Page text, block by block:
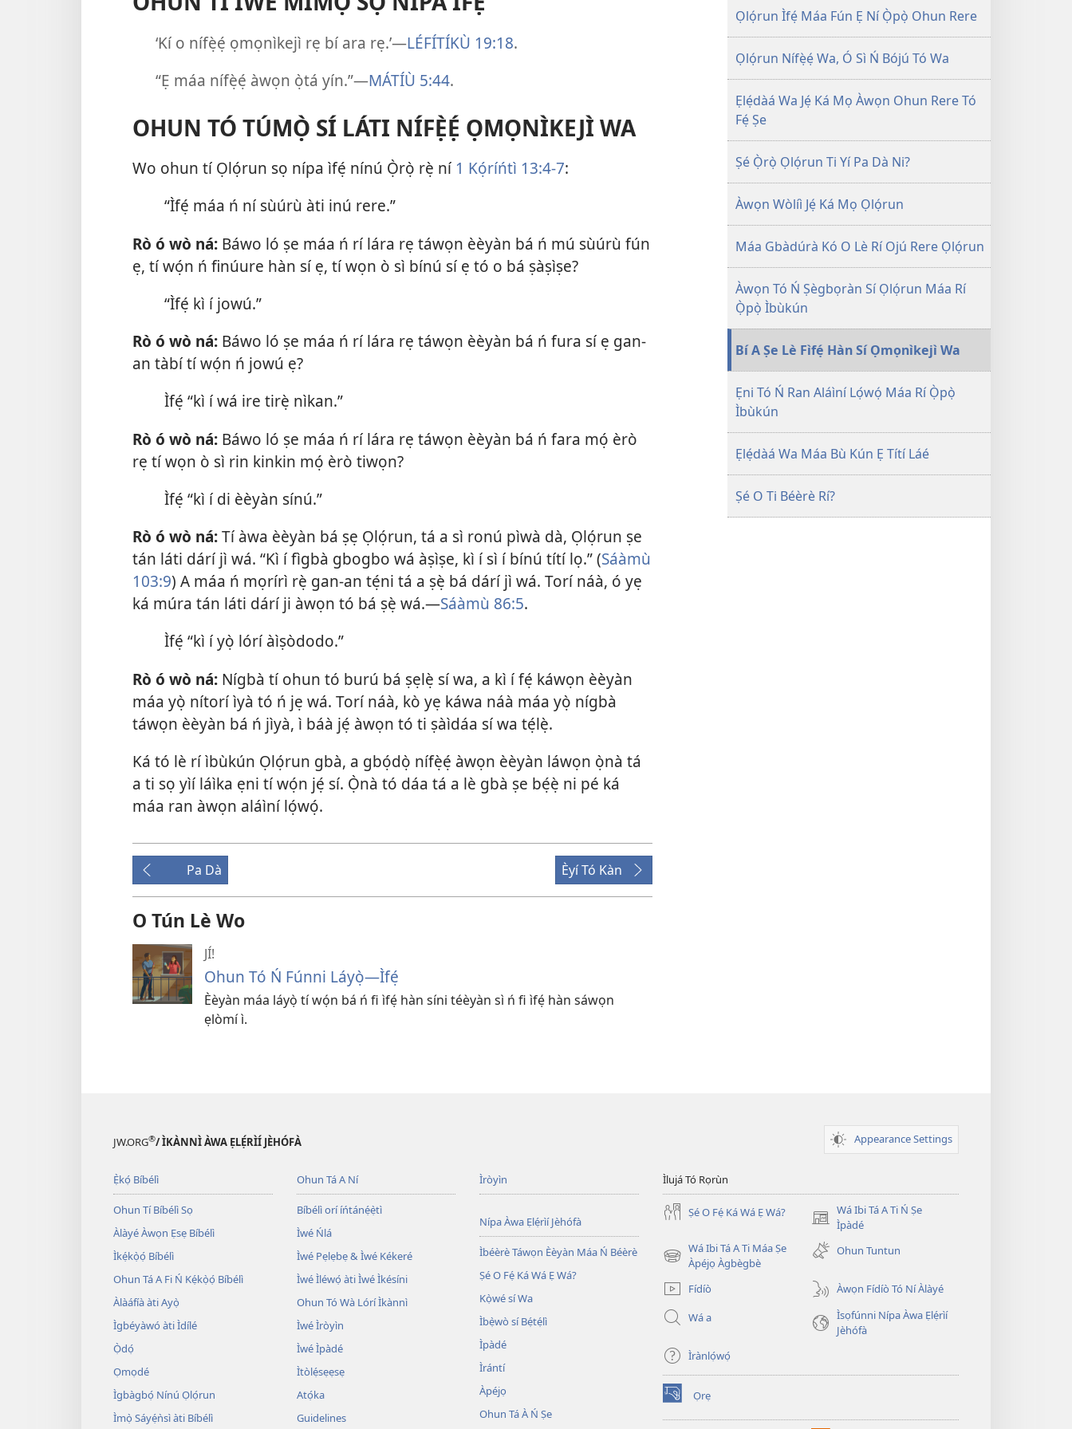
‘Kí o nífẹ̀ẹ́ ọmọnìkejì rẹ bí ara rẹ.’​—LÉFÍTÍKÙ 19:18.
“Ẹ máa nífẹ̀ẹ́ àwọn ọ̀tá yín.”​—MÁTÍÙ 5:44.
OHUN TÓ TÚMỌ̀ SÍ LÁTI NÍFẸ̀Ẹ́ ỌMỌNÌKEJÌ WA
Wo ohun tí Ọlọ́run sọ nípa ìfẹ́ nínú Ọ̀rọ̀ rẹ̀ ní 1 Kọ́ríńtì 13:​4-7:
“Ìfẹ́ máa ń ní sùúrù àti inú rere.”
Rò ó wò ná: Báwo ló ṣe máa ń rí lára rẹ táwọn èèyàn bá ń mú sùúrù fún
ẹ, tí wọ́n ń finúure hàn sí ẹ, tí wọn ò sì bínú sí ẹ tó o bá ṣàṣìṣe?
“Ìfẹ́ kì í jowú.”
Rò ó wò ná: Báwo ló ṣe máa ń rí lára rẹ táwọn èèyàn bá ń fura sí ẹ gan-
an tàbí tí wọ́n ń jowú ẹ?
Ìfẹ́ “kì í wá ire tirẹ̀ nìkan.”
Rò ó wò ná: Báwo ló ṣe máa ń rí lára rẹ táwọn èèyàn bá ń fara mọ́ èrò
rẹ tí wọn ò sì rin kinkin mọ́ èrò tiwọn?
Ìfẹ́ “kì í di èèyàn sínú.”
Rò ó wò ná:Tí àwa èèyàn bá ṣẹ Ọlọ́run, tá a sì ronú pìwà dà, Ọlọ́run ṣe
tán láti dárí jì wá. “Kì í fìgbà gbogbo wá àṣìṣe, kì í sì í bínú títí lọ.” (Sáàmù
103:9) A máa ń mọrírì rẹ̀ gan-an tẹ́ni tá a ṣẹ̀ bá dárí jì wá. Torí náà, ó yẹ
ká múra tán láti dárí ji àwọn tó bá ṣẹ̀ wá.​—Sáàmù 86:5.
Ìfẹ́ “kì í yọ̀ lórí àìṣòdodo.”
Rò ó wò ná: Nígbà tí ohun tó burú bá ṣẹlẹ̀ sí wa, a kì í fẹ́ káwọn èèyàn
máa yọ̀ nítorí ìyà tó ń jẹ wá. Torí náà, kò yẹ káwa náà máa yọ̀ nígbà
táwọn èèyàn bá ń jìyà, ì báà jẹ́ àwọn tó ti ṣàìdáa sí wa tẹ́lẹ̀.
Ká tó lè rí ìbùkún Ọlọ́run gbà, a gbọ́dọ̀ nífẹ̀ẹ́ àwọn èèyàn láwọn ọ̀nà tá
a ti sọ yìí láìka ẹni tí wọ́n jẹ́ sí. Ọ̀nà tó dáa tá a lè gbà ṣe bẹ́ẹ̀ ni pé ká
máa ran àwọn aláìní lọ́wọ́.
Pa Dà Èyí Tó Kàn
O Tún Lè Wo
JÍ!
Ohun Tó Ń Fúnni Láyọ̀​—Ìfẹ́
Èèyàn máa láyọ̀ tí wọ́n bá ń fi ìfẹ́ hàn síni téèyàn sì ń fi ìfẹ́ hàn sáwọn
ẹlòmí ì.
jáde
ILÉ
Ọlọ́run
Ìfẹ́
Máa
Kún
Ẹ
Títí
Láé
Jáde
ILÉ
Ọlọ́run
Ìfẹ́
Máa
Kún
Ẹ
Títí
Láé
Kàn
Ọlọ́run Ìfẹ́ Máa Fún Ẹ Ní Ọ̀pọ̀ Ohun Rere
Ọlọ́run Nífẹ̀ẹ́ Wa, Ó Sì Ń Bójú Tó Wa
Ẹlẹ́dàá Wa Jẹ́ Ká Mọ Àwọn Ohun Rere Tó
Fẹ́ Ṣe
Ṣé Ọ̀rọ̀ Ọlọ́run Ti Yí Pa Dà Ni?
Àwọn Wòlíì Jẹ́ Ká Mọ Ọlọ́run
Máa Gbàdúrà Kó O Lè Rí Ojú Rere Ọlọ́run
Àwọn Tó Ń Ṣègbọràn Sí Ọlọ́run Máa Rí
Ọ̀pọ̀ Ìbùkún
Bí A Ṣe Lè Fìfẹ́ Hàn Sí Ọmọnìkejì Wa
Ẹni Tó Ń Ran Aláìní Lọ́wọ́ Máa Rí Ọ̀pọ̀
Ìbùkún
Ẹlẹ́dàá Wa Máa Bù Kún Ẹ Títí Láé
Ṣé O Ti Béèrè Rí?
JW.ORG®/ ÌKÀNNÌ ÀWA ẸLẸ́RÌÍ JÈHÓFÀ Appearance Settings
Ẹ̀kọ́ Bíbélì
Ohun Tí Bíbélì Sọ
Àlàyé Àwọn Ẹsẹ Bíbélì
Ìkẹ́kọ̀ọ́ Bíbélì
Ohun Tá A Fi Ń Kẹ́kọ̀ọ́ Bíbélì
Àlàáfíà àti Ayọ̀
Ìgbéyàwó àti Ìdílé
Ọ̀dọ́
Ọmọdé
Ìgbàgbọ́ Nínú Ọlọ́run
Ìmọ̀ Sáyẹ́ǹsì àti Bíbélì
Ohun Tá A Ní
Bíbélì orí íńtánẹ́ẹ̀tì
Ìwé Ńlá
Ìwé Pẹlẹbẹ & Ìwé Kékeré
Ìwé Ìléwọ́ àti Ìwé Ìkésíni
Ohun Tó Wà Lórí Ìkànnì
Ìwé Ìròyìn
Ìwé Ìpàdé
Ìtòlẹ́sẹẹsẹ
Atọ́ka
Guidelines
Ìròyìn
Nípa Àwa Ẹlẹ́rìí Jèhófà
Ìbéèrè Táwọn Èèyàn Máa Ń Béèrè
Ṣé O Fẹ́ Ká Wá Ẹ Wá?
Kọ̀wé sí Wa
Ìbẹ̀wò sí Bẹ́tẹ́lì
Ìpàdé
Ìrántí
Àpéjọ
Ohun Tá À Ń Ṣe
Ìlujá Tó Rọrùn
Ṣé O Fẹ́ Ká Wá Ẹ Wá?
Wá Ibi Tá A Ti Ń Ṣe
Ìpàdé
(opens
new
window)
Wá Ibi Tá A Ti Máa Ṣe
Àpéjọ Àgbègbè
(opens
window)
Ohun Tuntun
Fídíò
Àwọn Fídíò Tó Ní Àlàyé
Wá a
Ìsọfúnni Nípa Àwa Ẹlẹ́rìí
Jèhófà
Ìrànlọ́wọ́
Ọrẹ
(opens
new